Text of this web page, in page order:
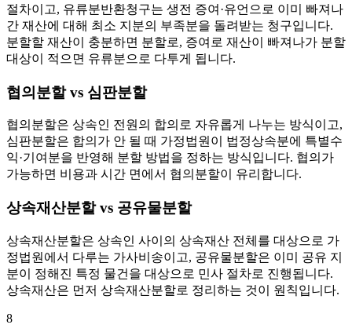
절차이고, 유류분반환청구는 생전 증여·유언으로 이미 빠져나
간 재산에 대해 최소 지분의 부족분을 돌려받는 청구입니다.
분할할 재산이 충분하면 분할로, 증여로 재산이 빠져나가 분할
대상이 적으면 유류분으로 다투게 됩니다.
협의분할 vs 심판분할
협의분할은 상속인 전원의 합의로 자유롭게 나누는 방식이고,
심판분할은 합의가 안 될 때 가정법원이 법정상속분에 특별수
익·기여분을 반영해 분할 방법을 정하는 방식입니다. 협의가
가능하면 비용과 시간 면에서 협의분할이 유리합니다.
상속재산분할 vs 공유물분할
상속재산분할은 상속인 사이의 상속재산 전체를 대상으로 가
정법원에서 다루는 가사비송이고, 공유물분할은 이미 공유 지
분이 정해진 특정 물건을 대상으로 민사 절차로 진행됩니다.
상속재산은 먼저 상속재산분할로 정리하는 것이 원칙입니다.
8